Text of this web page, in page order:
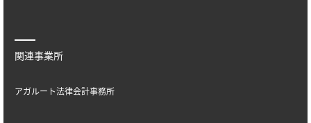
関連事業所
アガルート法律会計事務所